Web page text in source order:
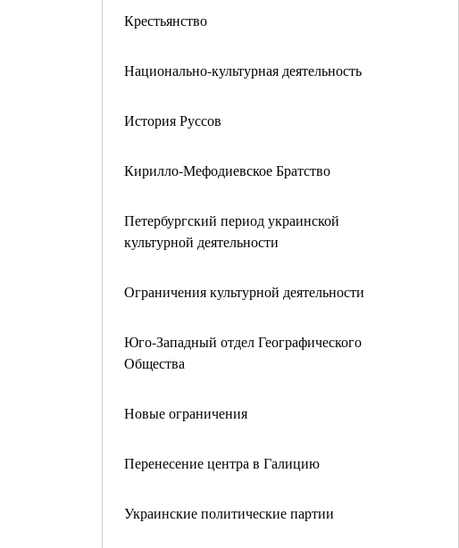
Крестьянство
Национально-культурная деятельность
История Руссов
Кирилло-Мефодиевское Братство
Петербургский период украинской
культурной деятельности
Ограничения культурной деятельности
Юго-Западный отдел Географического
Общества
Новые ограничения
Перенесение центра в Галицию
Украинские политические партии